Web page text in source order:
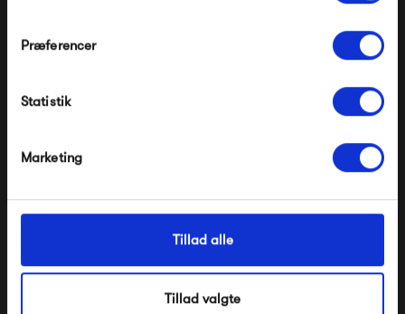
Præferencer
Statistik
Marketing
Tillad alle
Tillad valgte
Flos Tab Floor -
Flos Tab Floor - Hvid
*Ved at tilmelde dig accepterer du at modtage e-